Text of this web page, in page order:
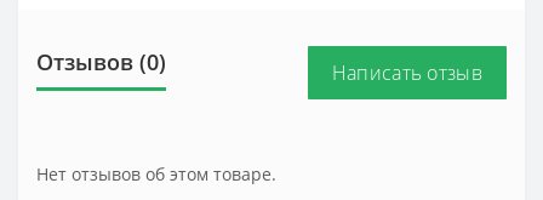
Отзывов (0) Написать отзыв
Нет отзывов об этом товаре.